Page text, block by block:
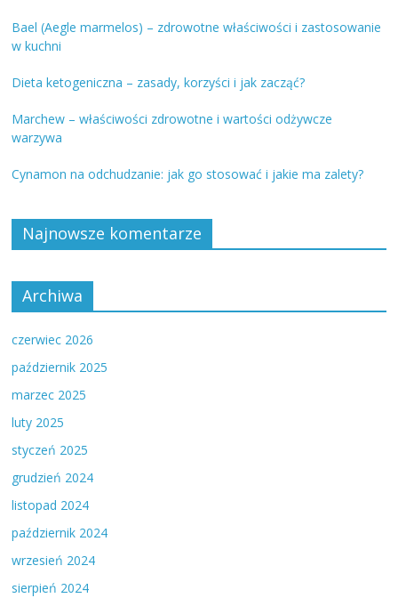
Bael (Aegle marmelos) – zdrowotne właściwości i zastosowanie
w kuchni
Dieta ketogeniczna – zasady, korzyści i jak zacząć?
Marchew – właściwości zdrowotne i wartości odżywcze
warzywa
Cynamon na odchudzanie: jak go stosować i jakie ma zalety?
Najnowsze komentarze
Archiwa
czerwiec 2026
październik 2025
marzec 2025
luty 2025
styczeń 2025
grudzień 2024
listopad 2024
październik 2024
wrzesień 2024
sierpień 2024